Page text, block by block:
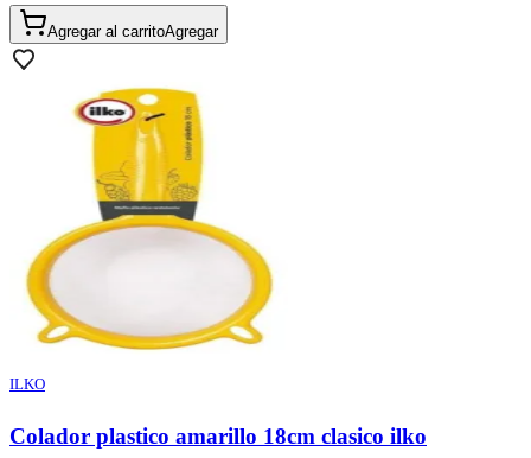
Agregar al carritoAgregar
ILKO
Colador plastico amarillo 18cm clasico ilko